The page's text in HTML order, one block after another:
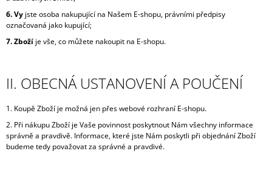
6. Vy jste osoba nakupující na Našem E-shopu, právními předpisy
označovaná jako kupující;
7. Zboží je vše, co můžete nakoupit na E-shopu.
II. OBECNÁ USTANOVENÍ A POUČENÍ
1. Koupě Zboží je možná jen přes webové rozhraní E-shopu.
2. Při nákupu Zboží je Vaše povinnost poskytnout Nám všechny informace
správně a pravdivě. Informace, které jste Nám poskytli při objednání Zboží
budeme tedy považovat za správné a pravdivé.